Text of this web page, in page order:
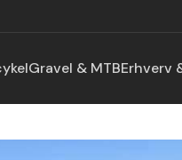
Gravel & MTBErhverv